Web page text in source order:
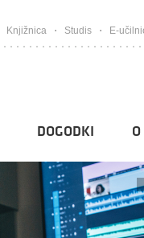
Knjižnica Studis E-
DOGODKI